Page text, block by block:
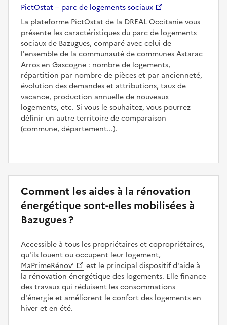
PictOstat – parc de logements sociaux
La plateforme PictOstat de la DREAL Occitanie vous
présente les caractéristiques du parc de logements
sociaux de Bazugues, comparé avec celui de
l'ensemble de la communauté de communes Astarac
Arros en Gascogne : nombre de logements,
répartition par nombre de pièces et par ancienneté,
évolution des demandes et attributions, taux de
vacance, production annuelle de nouveaux
logements, etc. Si vous le souhaitez, vous pourrez
définir un autre territoire de comparaison
(commune, département...).
Comment les aides à la rénovation
énergétique sont-elles mobilisées à
Bazugues ?
Accessible à tous les propriétaires et copropriétaires,
qu'ils louent ou occupent leur logement,
MaPrimeRénov’
est le principal dispositif d'aide à
la rénovation énergétique des logements. Elle finance
des travaux qui réduisent les consommations
d'énergie et améliorent le confort des logements en
hiver et en été.